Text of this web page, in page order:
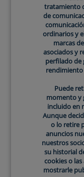
La mejor
de ojos
A la hora de
cara, es
de ojos
necesidades.
de ojos hidratante
tratamiento
de
ordinarios y
marcas
asociados y
perfilado de
rendimiento
Puede
momento y
incluido en
Aunque
o lo retire
anuncios
nuestros
su historial
cookies o
mostrarle